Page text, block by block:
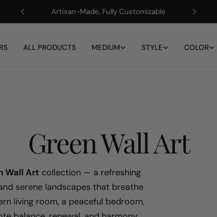
Artisan-Made, Fully Customizable
ALL PRODUCTS MEDIUM STYLE COLOR
S
a
m
Green Wall Art
Wall Art collection — a refreshing
serene landscapes that breathe
living room, a peaceful bedroom,